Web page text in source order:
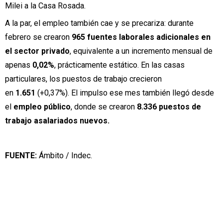
Milei a la Casa Rosada.
A la par, el empleo también cae y se precariza: durante
febrero se crearon 965 fuentes laborales adicionales en
el sector privado, equivalente a un incremento mensual de
apenas 0,02%, prácticamente estático. En las casas
particulares, los puestos de trabajo crecieron
en 1.651 (+0,37%). El impulso ese mes también llegó desde
el empleo público, donde se crearon 8.336 puestos de
trabajo asalariados nuevos.
FUENTE: Ámbito / Indec.